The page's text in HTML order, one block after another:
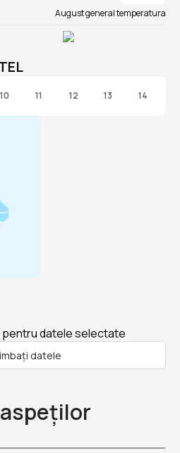
August general temperatura
10 11 12 13 14
datele selectate
datele